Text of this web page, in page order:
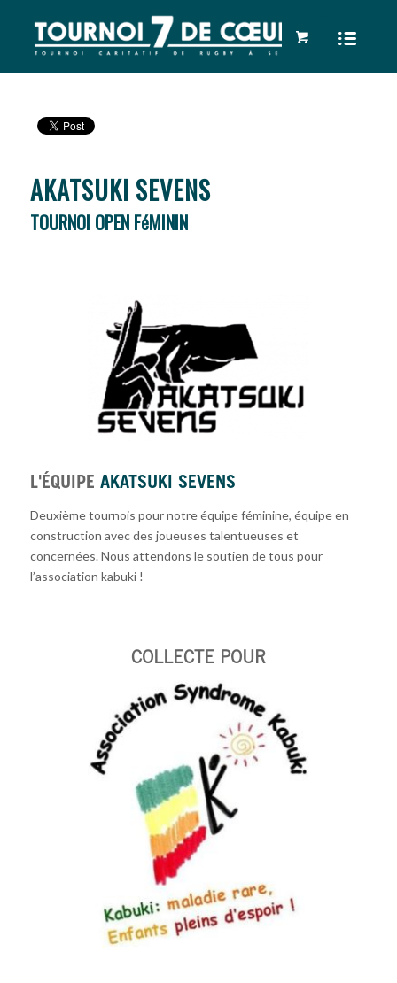
AKATSUKI SEVENS
TOURNOI OPEN FéMININ
L'ÉQUIPE AKATSUKI SEVENS
Deuxième tournois pour notre équipe féminine, équipe en
construction avec des joueuses talentueuses et
concernées. Nous attendons le soutien de tous pour
l’association kabuki !
COLLECTE POUR